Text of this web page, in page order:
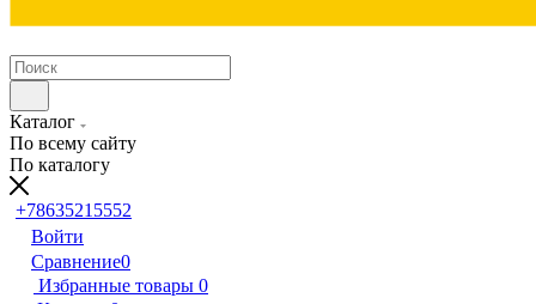
Каталог
По всему сайту
По каталогу
+78635215552
Войти
Сравнение0
Избранные товары 0